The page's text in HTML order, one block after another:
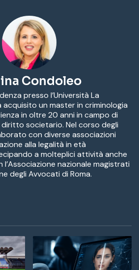
Condoleo
presso l’Università La
acquisito un master in criminologia
in oltre 20 anni in campo di
societario. Nel corso degli
con diverse associazioni
alla legalità in età
a molteplici attività anche
nazionale magistrati
degli Avvocati di Roma.